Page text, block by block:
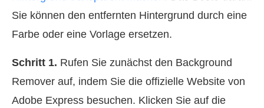
Sie können den entfernten Hintergrund durch eine
Farbe oder eine Vorlage ersetzen.
Schritt 1. Rufen Sie zunächst den Background
Remover auf, indem Sie die offizielle Website von
Adobe Express besuchen. Klicken Sie auf die